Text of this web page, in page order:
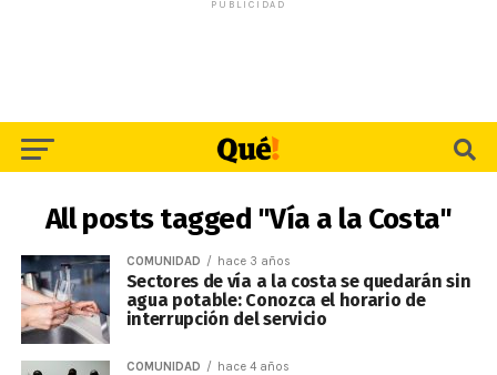
PUBLICIDAD
All posts tagged "Vía a la Costa"
COMUNIDAD hace 3 años
Sectores de vía a la costa se quedarán sin
agua potable: Conozca el horario de
interrupción del servicio
COMUNIDAD hace 4 años